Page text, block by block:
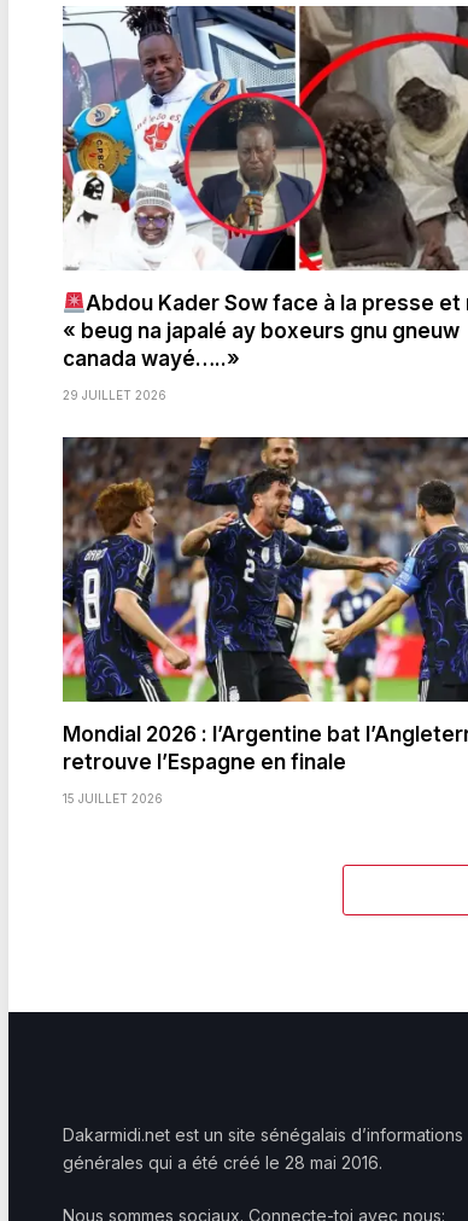
Abdou Kader Sow face à la presse et
« beug na japalé ay boxeurs gnu gneuw
canada wayé…..»
29 JUILLET 2026
Mondial 2026 : l’Argentine bat
retrouve l’Espagne en finale
15 JUILLET 2026
Dakarmidi.net est un site sénégalais d’informations
générales qui a été créé le 28 mai 2016.
Nous sommes sociaux. Connecte-toi avec nous: